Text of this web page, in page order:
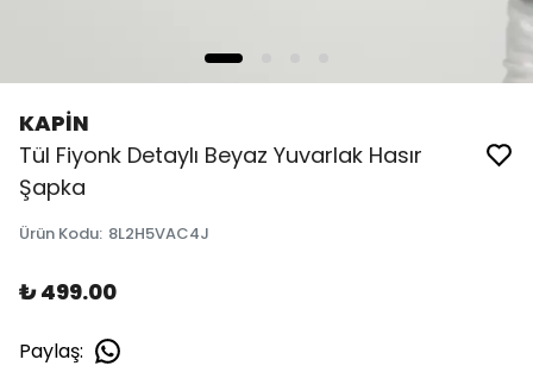
KAPİN
Tül Fiyonk Detaylı Beyaz Yuvarlak Hasır
Şapka
Ürün Kodu: 8L2H5VAC4J
₺ 499.00
Paylaş: